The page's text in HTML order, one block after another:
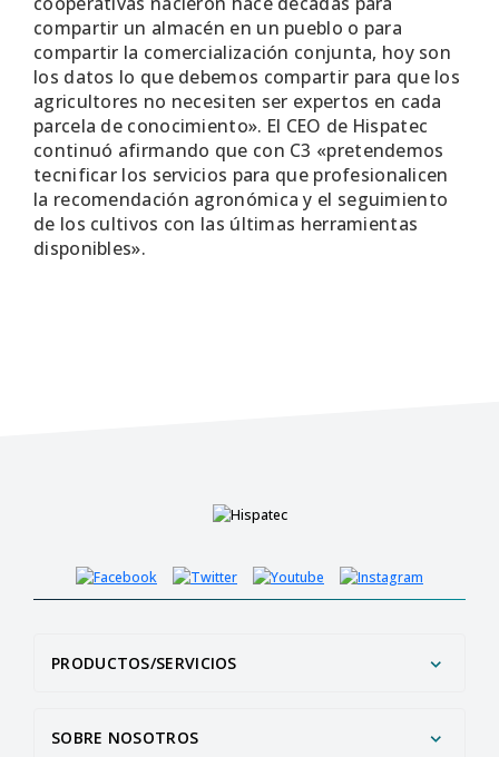
compartir un almacén en un pueblo o para
compartir la comercialización conjunta, hoy son
los datos lo que debemos compartir para que los
agricultores no necesiten ser expertos en cada
parcela de conocimiento». El CEO de Hispatec
continuó afirmando que con C3 «pretendemos
tecnificar los servicios para que profesionalicen
la recomendación agronómica y el seguimiento
de los cultivos con las últimas herramientas
disponibles».
PRODUCTOS/SERVICIOS
SOBRE NOSOTROS